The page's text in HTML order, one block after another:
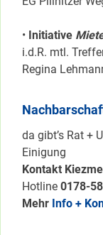
• Initiative
i.d.R. mtl.
Regina
da gibt’s Rat +
Einigung
Kontakt
Hotline 0178-
Mehr Info +